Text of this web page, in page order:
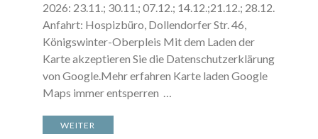
2026: 23.11.; 30.11.; 07.12.; 14.12.;21.12.; 28.12.
Anfahrt: Hospizbüro, Dollendorfer Str. 46,
Königswinter-Oberpleis Mit dem Laden der
Karte akzeptieren Sie die Datenschutzerklärung
von Google.Mehr erfahren Karte laden Google
Maps immer entsperren …
WEITER